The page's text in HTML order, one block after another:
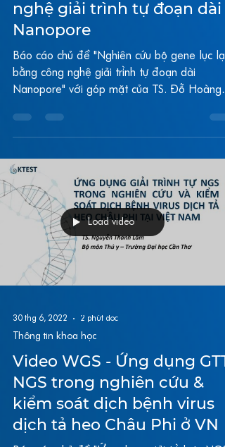
gene lục lạp bằng công
nghệ giải trình tự đoạn dài
Nanopore
Báo cáo chủ đề "Nghiên cứu bộ gene lục
bằng công nghệ giải trình tự đoạn dài
Nanopore" với góp mặt của TS. Đỗ Hoàng
Load video
30 thg 6, 2022 2 phút đọc
Thông tin khoa học
Video WGS - Ứng dụng GTT
NGS trong nghiên cứu &
kiểm soát dịch bệnh virus